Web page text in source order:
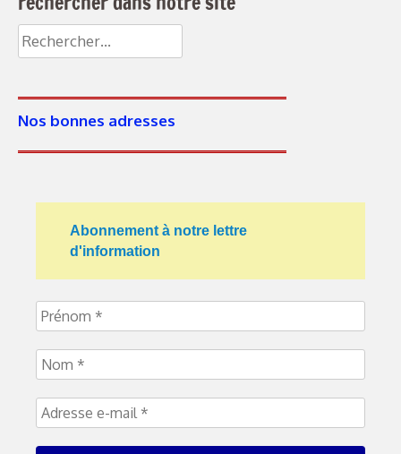
Rechercher :
Nos bonnes adresses
Abonnement à notre lettre
d'information